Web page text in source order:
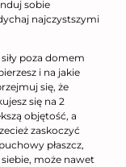
sobie
najczystszymi
poza domem
i na jakie
się, że
się na 2
objętość, a
zaskoczyć
płaszcz,
może nawet